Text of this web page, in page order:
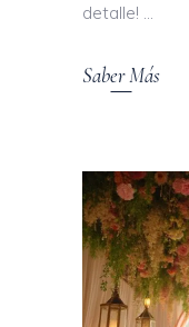
detalle!
Saber Más